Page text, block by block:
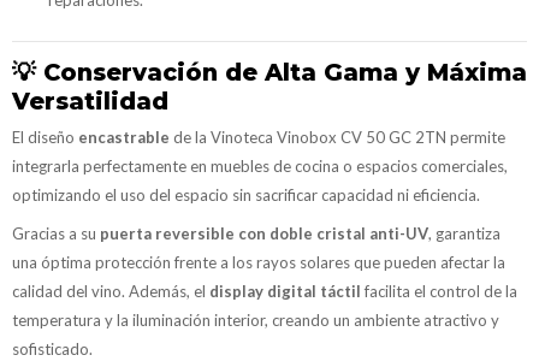
💡 Conservación de Alta Gama y Máxima
Versatilidad
El diseño encastrable de la Vinoteca Vinobox CV 50 GC 2TN permite
integrarla perfectamente en muebles de cocina o espacios comerciales,
optimizando el uso del espacio sin sacrificar capacidad ni eficiencia.
Gracias a su puerta reversible con doble cristal anti-UV, garantiza
una óptima protección frente a los rayos solares que pueden afectar la
calidad del vino. Además, el display digital táctilfacilita el control de la
temperatura y la iluminación interior, creando un ambiente atractivo y
sofisticado.